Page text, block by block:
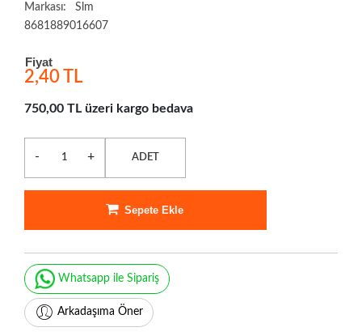
Markası:
Slm
8681889016607
Fiyat
2,40 TL
750,00 TL üzeri kargo bedava
- + ADET
Sepete Ekle
Whatsapp ile Sipariş
Arkadaşıma Öner